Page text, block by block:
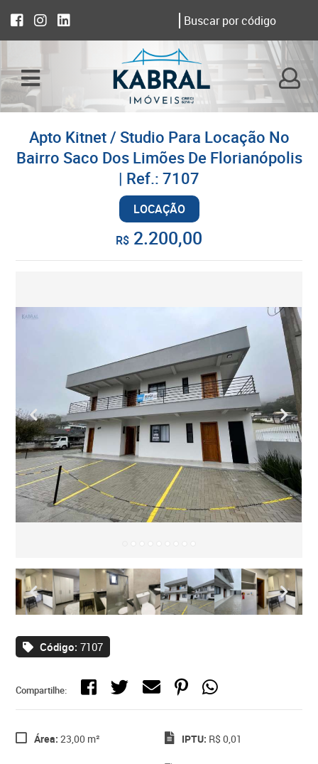
Apto Kitnet / Studio Para Locação No
Bairro Saco Dos Limões De Florianópolis
| Ref.: 7107
LOCAÇÃO
R$ 2.200,00
Código: 7107
Compartilhe:
Área: 23,00 m² IPTU: R$ 0,01